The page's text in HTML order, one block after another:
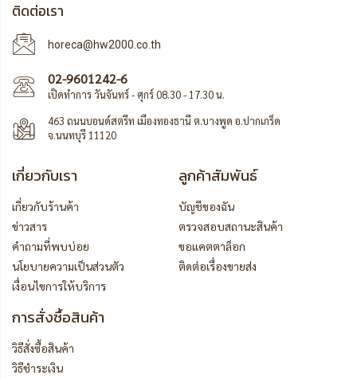
ติดต่อเรา
horeca@hw2000.co.th
02-9601242-6
เปิดทำการ วันจันทร์ - ศุกร์ 08.30 - 17.30 น.
463 ถนนบอนด์สตรีท เมืองทองธานี ต.บางพูด อ.ปากเกร็ด
จ.นนทบุรี 11120
เกี่ยวกับเรา
เกี่ยวกับร้านค้า
ข่าวสาร
คำถามที่พบบ่อย
นโยบายความเป็นส่วนตัว
เงื่อนไขการให้บริการ
ลูกค้าสัมพันธ์
บัญชีของฉัน
ตรวจสอบสถานะสินค้า
ขอแคตตาล็อก
ติดต่อเรื่องขายส่ง
การสั่งซื้อสินค้า
วิธีสั่งซื้อสินค้า
วิธีชำระเงิน